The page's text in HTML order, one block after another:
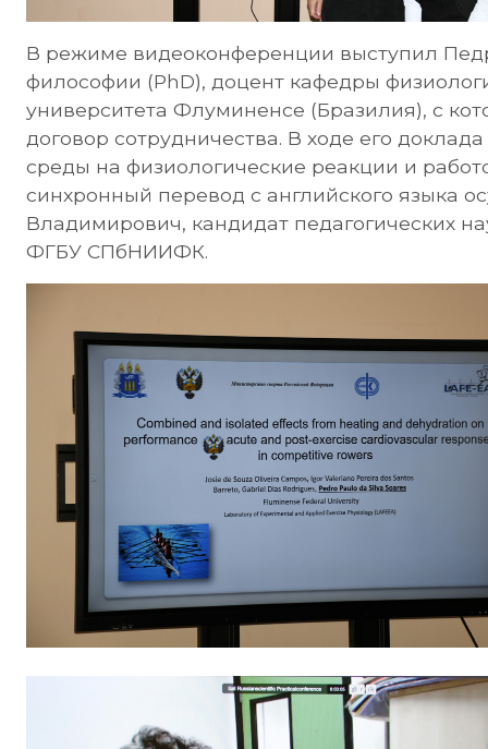
В режиме видеоконференции выступил
философии (PhD), доцент кафедры
университета Флуминенсе (Бразилия), с
договор сотрудничества. В ходе его
среды на физиологические реакции и
синхронный перевод с английского языка
Владимирович, кандидат педагогических
ФГБУ СПбНИИФК.